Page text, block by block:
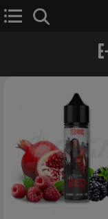
D.i.y
Cbd
Ciga +